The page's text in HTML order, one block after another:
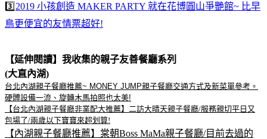
3️⃣ 2019 小孩創造 MAKER PARTY 就在花博圓山爭艷館~ 比早
鳥更便宜的友情票超好!
【延伸閱讀】我收集的親子友善餐廳系列
(大直內湖)
台北內湖親子餐廳推薦~ MONEY JUMP親子餐廳交通方式及新菜單參考。
硬體設備一流、旋轉木馬拍照也太美!
【台北內湖親子餐廳非業配大推薦】二訪大晴天親子餐廳/服務親切平日又
包場了/兩歲以下寶寶來超划算!
【內湖親子餐廳推薦】棠朝Boss MaMa親子餐廳/目前去過的